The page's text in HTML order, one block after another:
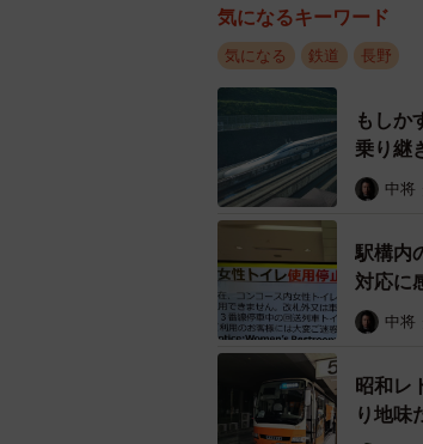
気になるキーワード
気になる 鉄道 長野
もしか
乗り継
中将
駅構内
対応に
中将
昭和レ
り地味